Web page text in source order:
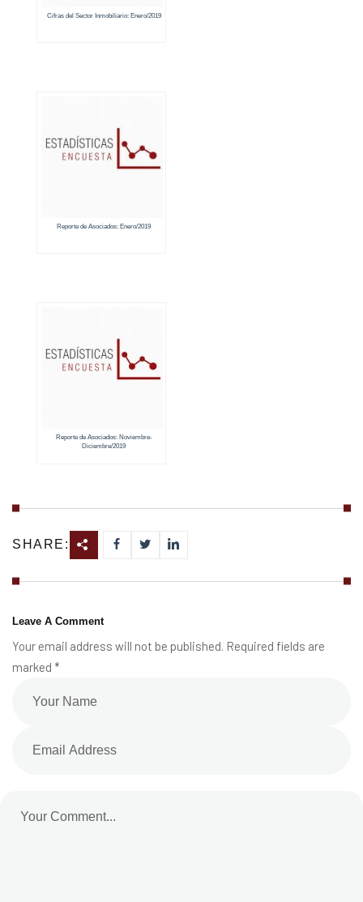
Cifras del Sector Inmobiliario: Enero/2019
Reporte de Asociados: Enero/2019
Reporte de Asociados: Noviembre-
Diciembre/2019
SHARE:
Leave A Comment
Your email address will not be published. Required fields are
marked *